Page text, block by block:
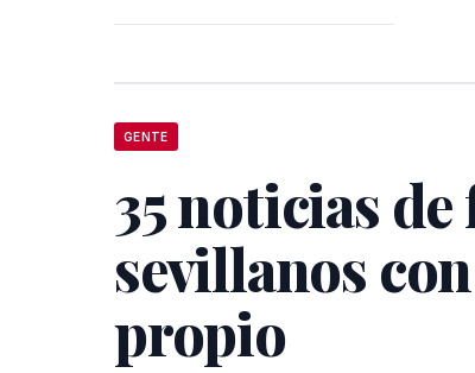
GENTE
35 noticias de
sevillanos
propio